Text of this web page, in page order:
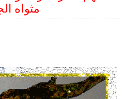
مثواه